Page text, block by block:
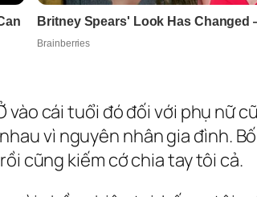
vào cái tuổi đó đối với phụ nữ
vì nguyên nhân gia đình.
cũng kiếm cớ chia tay tôi cả.